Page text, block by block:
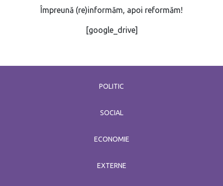
Împreună (re)informăm, apoi reformăm!
[google_drive]
POLITIC
SOCIAL
ECONOMIE
EXTERNE